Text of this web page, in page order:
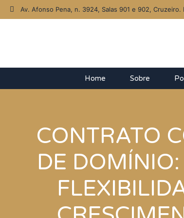
Av. Afonso Pena, n. 3924, Salas 901 e 902,
Home Sobre
CONTRATO
DE